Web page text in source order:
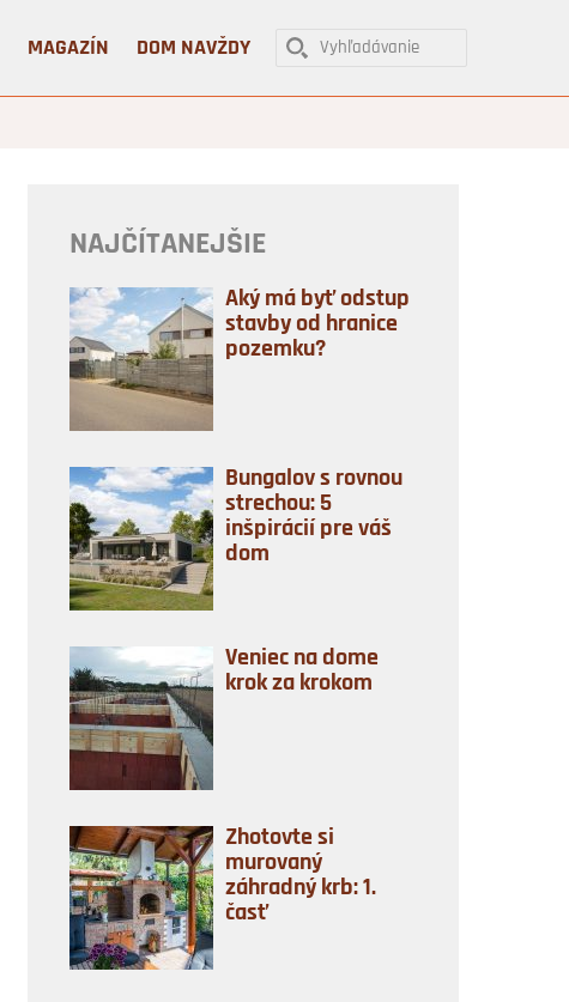
MAGAZÍN DOM NAVŽDY
NAJČÍTANEJŠIE
Aký má byť odstup
stavby od hranice
pozemku?
Bungalov s rovnou
strechou: 5
inšpirácií pre váš
dom
Veniec na dome
krok za krokom
Zhotovte si
murovaný
záhradný krb: 1.
časť